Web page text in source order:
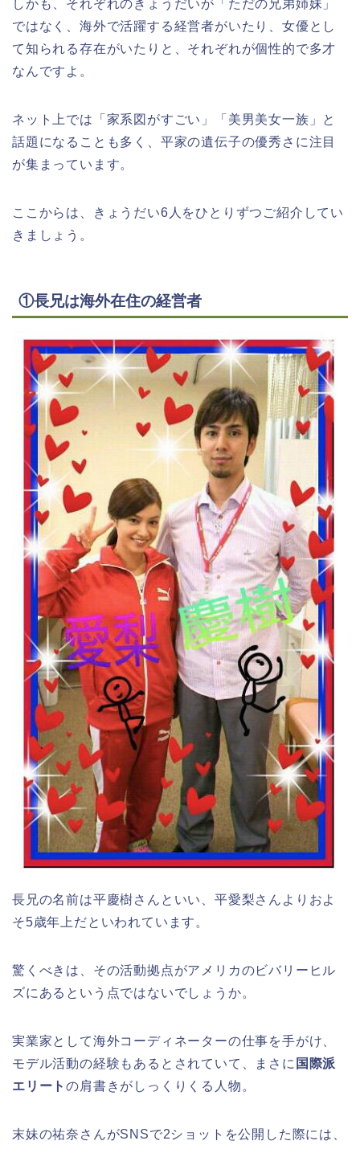
しかも、それぞれのきょうだいが「ただの兄弟姉妹」
ではなく、海外で活躍する経営者がいたり、女優とし
て知られる存在がいたりと、それぞれが個性的で多才
なんですよ。
ネット上では「家系図がすごい」「美男美女一族」と
話題になることも多く、平家の遺伝子の優秀さに注目
が集まっています。
ここからは、きょうだい6人をひとりずつご紹介してい
きましょう。
①長兄は海外在住の経営者
長兄の名前は平慶樹さんといい、平愛梨さんよりおよ
そ5歳年上だといわれています。
驚くべきは、その活動拠点がアメリカのビバリーヒル
ズにあるという点ではないでしょうか。
実業家として海外コーディネーターの仕事を手がけ、
モデル活動の経験もあるとされていて、まさに 国際派
エリートの肩書きがしっくりくる人物。
末妹の祐奈さんがSNSで2ショットを公開した際には、